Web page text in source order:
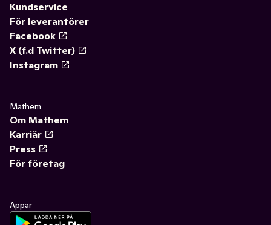
Kundservice
För leverantörer
Facebook
X (f.d Twitter)
Instagram
Mathem
Om Mathem
Karriär
Press
För företag
Appar